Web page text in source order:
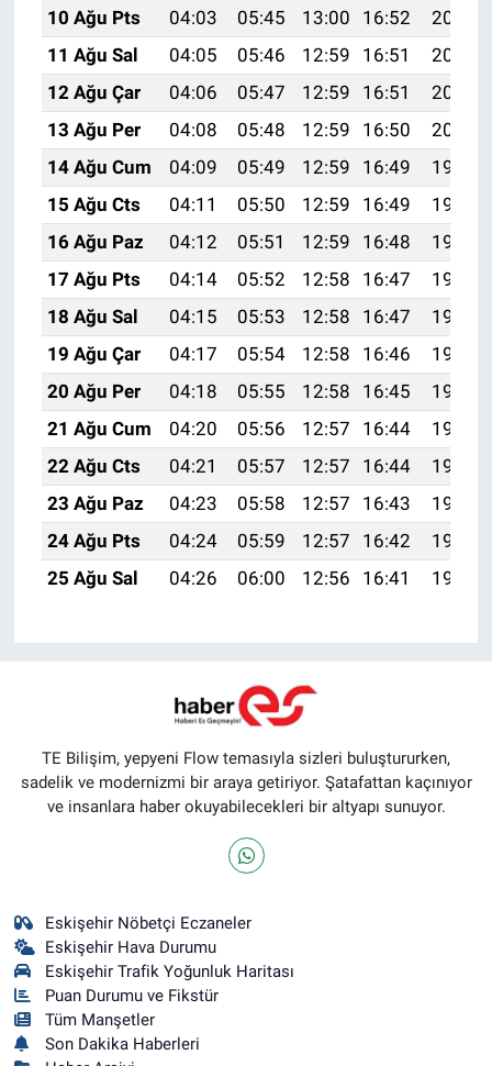
10 Ağu Pts
04:03 05:45 13:00 16:52
20:04
11 Ağu Sal
04:05 05:46 12:59 16:51
20:03
12 Ağu Çar
04:06 05:47 12:59 16:51
20:02
13 Ağu Per
04:08 05:48 12:59 16:50
20:00
14 Ağu Cum
04:09 05:49 12:59 16:49
19:59
15 Ağu Cts
04:11 05:50 12:59 16:49
19:58
16 Ağu Paz
04:12 05:51 12:59 16:48
19:56
17 Ağu Pts
04:14 05:52 12:58 16:47
19:55
18 Ağu Sal
04:15 05:53 12:58 16:47
19:53
19 Ağu Çar
04:17 05:54 12:58 16:46
19:52
20 Ağu Per
04:18 05:55 12:58 16:45
19:50
21 Ağu Cum
04:20 05:56 12:57 16:44
19:49
22 Ağu Cts
04:21 05:57 12:57 16:44
19:47
23 Ağu Paz
04:23 05:58 12:57 16:43
19:46
24 Ağu Pts
04:24 05:59 12:57 16:42
19:44
25 Ağu Sal
04:26 06:00 12:56 16:41 19:42
TE Bilişim, yepyeni Flow temasıyla sizleri buluştururken,
sadelik ve modernizmi bir araya getiriyor. Şatafattan kaçınıyor
ve insanlara haber okuyabilecekleri bir altyapı sunuyor.
Eskişehir Nöbetçi Eczaneler
Eskişehir Hava Durumu
Eskişehir Trafik Yoğunluk Haritası
Puan Durumu ve Fikstür
Tüm Manşetler
Son Dakika Haberleri